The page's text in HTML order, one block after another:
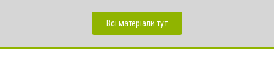
Всі матеріали тут